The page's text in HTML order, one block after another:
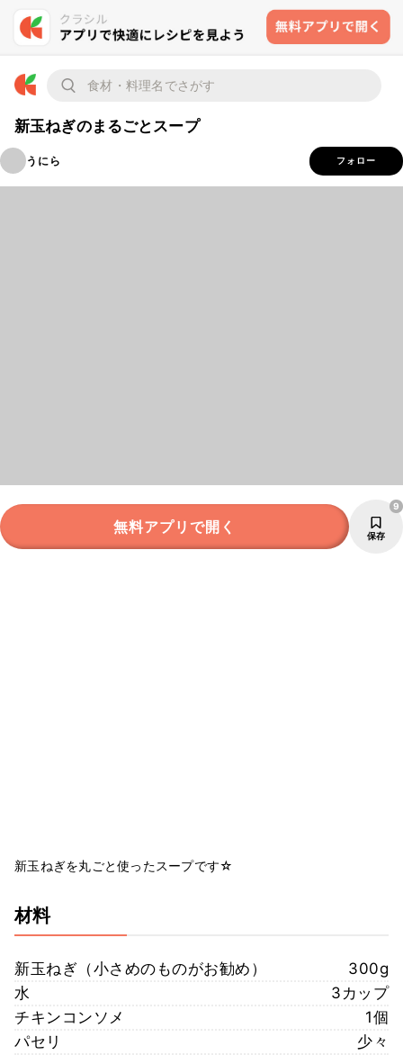
新玉ねぎのまるごとスープ
うにら フォロー
無料アプリで開く 保存
9
新玉ねぎを丸ごと使ったスープです☆
材料
新玉ねぎ（小さめのものがお勧め）
300g
水
3カップ
チキンコンソメ
1個
パセリ
少々